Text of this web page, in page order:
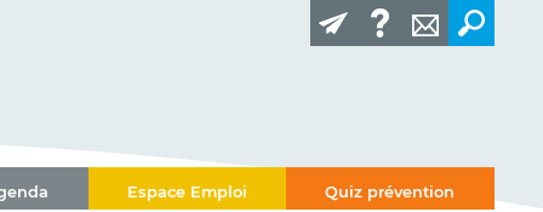
Espace Emploi Quiz prévention